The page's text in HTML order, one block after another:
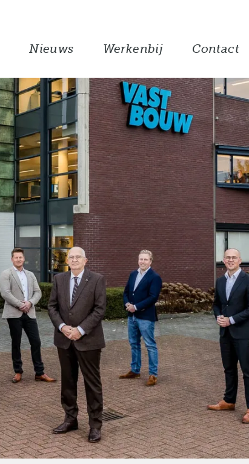
Nieuws Werkenbij Contact